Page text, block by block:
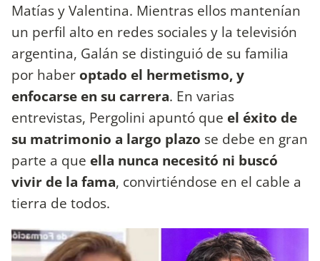
Matías y Valentina. Mientras ellos mantenían
un perfil alto en redes sociales y la televisión
argentina, Galán se distinguió de su familia
por haber optado el hermetismo, y
enfocarse en su carrera. En varias
entrevistas, Pergolini apuntó que el éxito de
su matrimonio a largo plazo se debe en gran
parte a que ella nunca necesitó ni buscó
vivir de la fama, convirtiéndose en el cable a
tierra de todos.